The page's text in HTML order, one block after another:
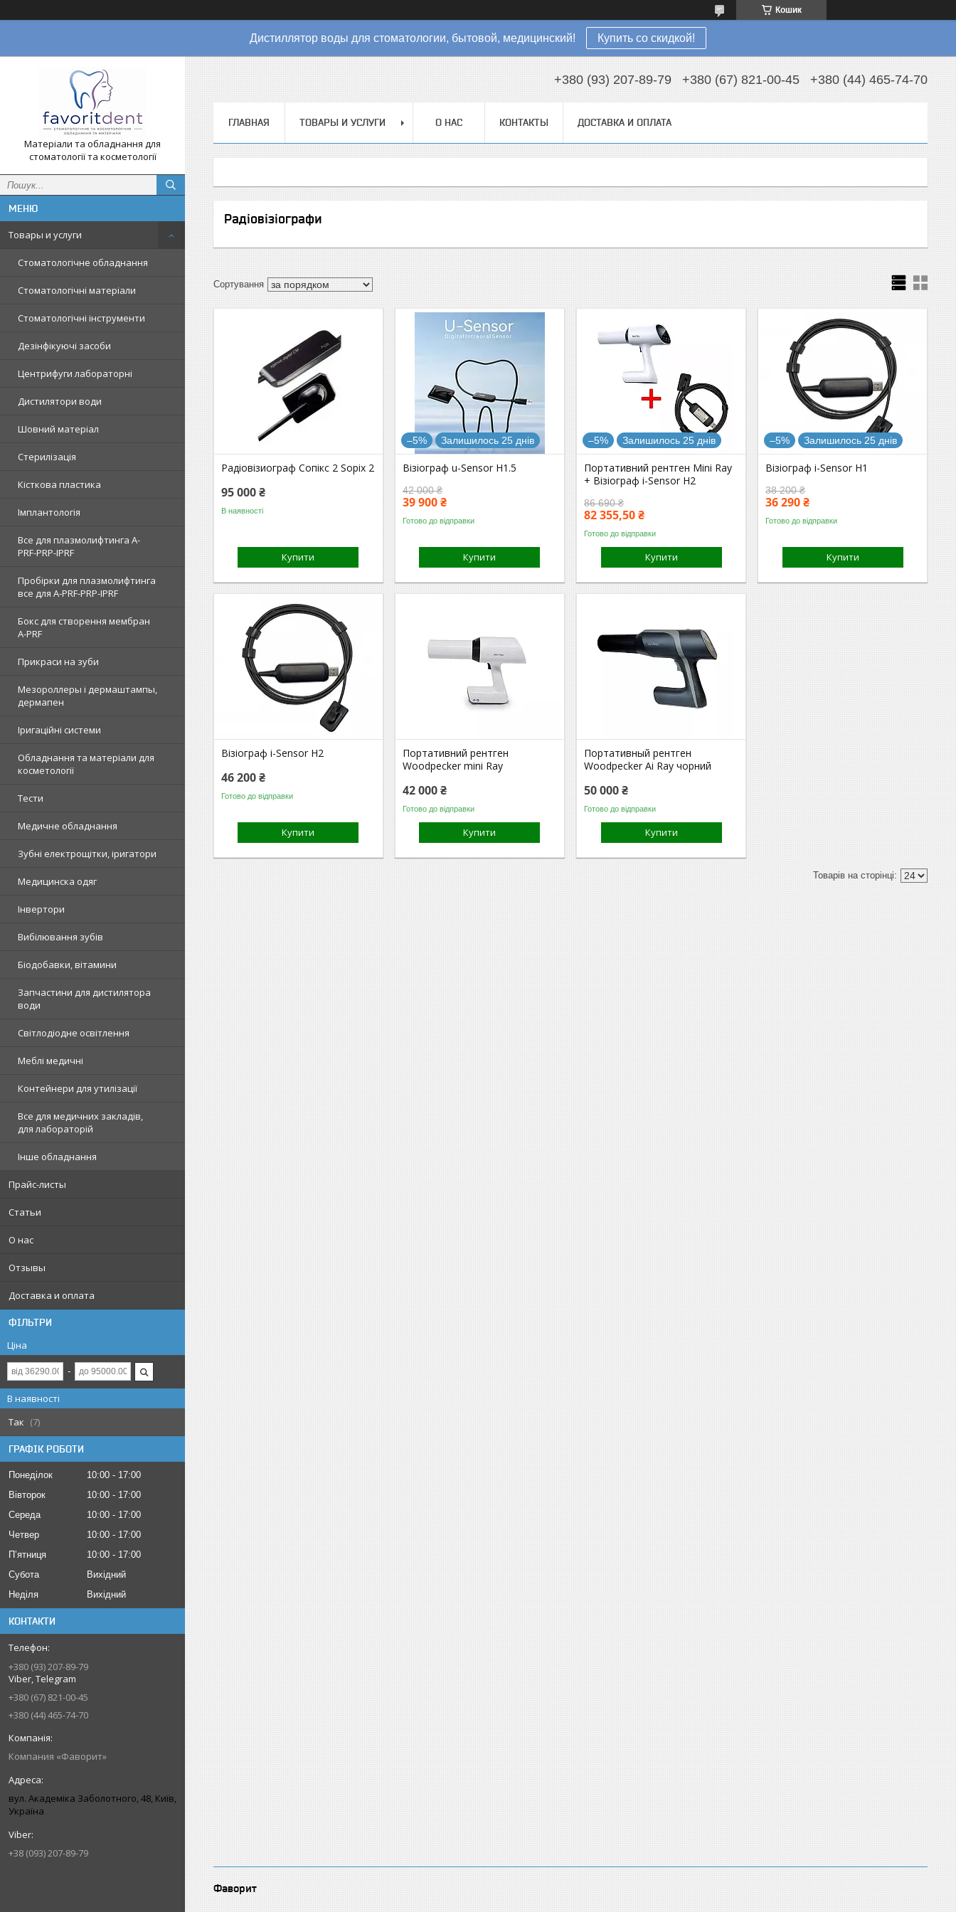
Кошик
Дистиллятор воды для стоматологии, бытовой, медицинский! Купить со скидкой!
Матеріали та обладнання для
стоматології та косметології
Товары и услуги
Стоматологічне обладнання
Стоматологічні матеріали
Стоматологічні інструменти
Дезінфікуючі засоби
Центрифуги лабораторні
Дистилятори води
Шовний матеріал
Стерилізація
Кісткова пластика
Імплантологія
Все для плазмолифтинга A-
PRF-PRP-IPRF
Пробірки для плазмолифтинга
все для A-PRF-PRP-IPRF
Бокс для створення мембран
A-PRF
Прикраси на зуби
Мезороллеры і дермаштампы,
дермапен
Іригаційні системи
Обладнання та матеріали для
косметології
Тести
Медичне обладнання
Зубні електрощітки, іригатори
Медицинска одяг
Інвертори
Вибілювання зубів
Біодобавки, вітамини
Запчастини для дистилятора
води
Світлодіодне освітлення
Меблі медичні
Контейнери для утилізації
Все для медичних закладів,
для лабораторій
Інше обладнання
Прайс-листы
Статьи
О нас
Отзывы
Доставка и оплата
ФІЛЬТРИ
Ціна
В наявності
Так
7
ГРАФІК РОБОТИ
Понеділок 10:00
17:00
Вівторок
10:00
17:00
Середа
10:00
17:00
Четвер
10:00
17:00
Пʼятниця
10:00
17:00
Субота
Вихідний
Неділя
Вихідний
КОНТАКТИ
+380 (93) 207-89-79
Viber, Telegram
+380 (67) 821-00-45
+380 (44) 465-74-70
Компания «Фаворит»
вул. Академіка Заболотного, 48, Київ,
Україна
+38 (093) 207-89-79
+380 (93) 207-89-79 +380 (67) 821-00-45 +380 (44) 465-74-70
ГЛАВНАЯ ТОВАРЫ И УСЛУГИ О НАС КОНТАКТЫ ДОСТАВКА И ОПЛАТА
Радіовізіографи
Радіовізиограф Сопікс 2 Sopix 2
95 000 ₴
В наявності
Купити
–5% Залишилось 25 днів
Візіограф u-Sensor H1.5
42 000 ₴
39 900 ₴
Готово до відправки
Купити
–5% Залишилось 25 днів
Портативний рентген Mini Ray
+ Візіограф i-Sensor H2
86 690 ₴
82 355,50 ₴
Готово до відправки
Купити
–5% Залишилось 25 днів
Візіограф i-Sensor H1
38 200 ₴
36 290 ₴
Готово до відправки
Купити
Візіограф i-Sensor H2
46 200 ₴
Готово до відправки
Купити
Портативний рентген
Woodpecker mini Ray
42 000 ₴
Готово до відправки
Купити
Портативный рентген
Woodpecker Ai Ray чорний
50 000 ₴
Готово до відправки
Купити
Фаворит